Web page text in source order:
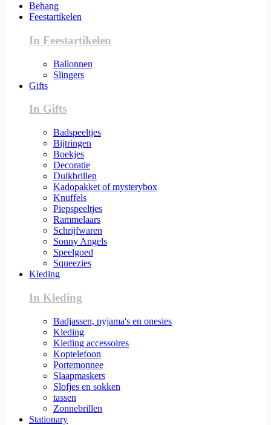
Behang
Feestartikelen
In Feestartikelen
Ballonnen
Slingers
Gifts
In Gifts
Badspeeltjes
Bijtringen
Boekjes
Decoratie
Duikbrillen
Kadopakket of mysterybox
Knuffels
Piepspeeltjes
Rammelaars
Schrijfwaren
Sonny Angels
Speelgoed
Squeezies
Kleding
In Kleding
Badjassen, pyjama's en onesies
Kleding
Kleding accessoires
Koptelefoon
Portemonnee
Slaapmaskers
Slofjes en sokken
tassen
Zonnebrillen
Stationary